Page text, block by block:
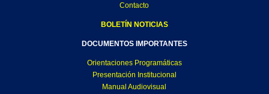
Contacto
BOLETÍN NOTICIAS
DOCUMENTOS IMPORTANTES
Orientaciones Programáticas
Presentación Institucional
Manual Audiovisual